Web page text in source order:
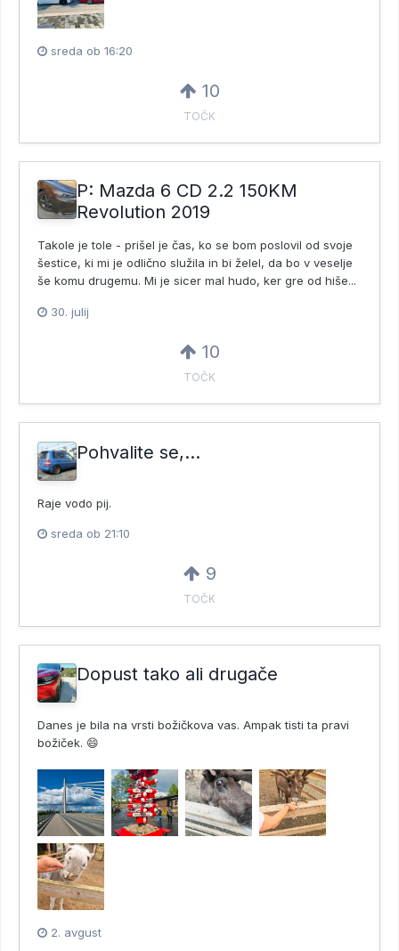
sreda ob 16:20
10
TOČK
P: Mazda 6 CD 2.2 150KM
Revolution 2019
Takole je tole - prišel je čas, ko se bom poslovil od svoje
šestice, ki mi je odlično služila in bi želel, da bo v veselje
še komu drugemu. Mi je sicer mal hudo, ker gre od hiše...
30. julij
10
TOČK
Pohvalite se,...
Raje vodo pij.
sreda ob 21:10
9
TOČK
Dopust tako ali drugače
Danes je bila na vrsti božičkova vas. Ampak tisti ta pravi
božiček. 😄
2. avgust